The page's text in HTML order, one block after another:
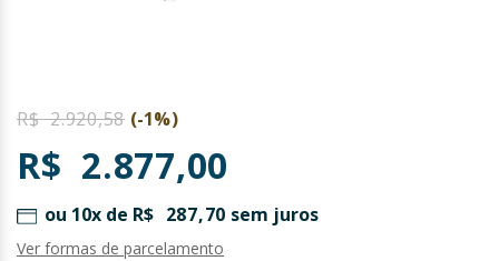
para
início
da
Galeria
de
imagens
R$ 2.920,58 (-1%)
R$ 2.877,00
ou 10x de R$ 287,70 sem juros
Ver formas de parcelamento